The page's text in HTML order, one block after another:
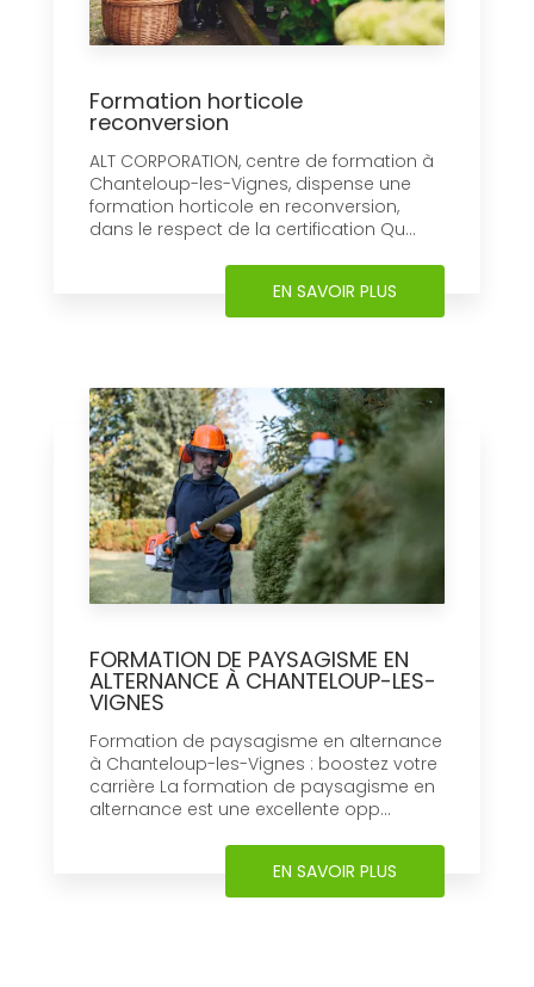
Formation horticole
reconversion
ALT CORPORATION, centre de formation à
Chanteloup-les-Vignes, dispense une
formation horticole en reconversion,
dans le respect de la certification Qu...
EN SAVOIR PLUS
FORMATION DE PAYSAGISME EN
ALTERNANCE À CHANTELOUP-LES-
VIGNES
Formation de paysagisme en alternance
à Chanteloup-les-Vignes : boostez votre
carrière La formation de paysagisme en
alternance est une excellente opp...
EN SAVOIR PLUS